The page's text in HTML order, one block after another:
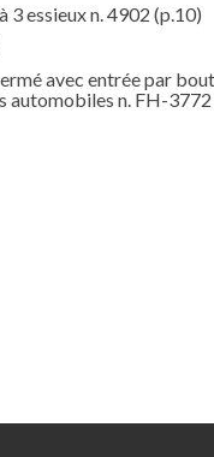
3 essieux n. 4902 (p.10)
avec entrée par
automobiles n. FH-3772